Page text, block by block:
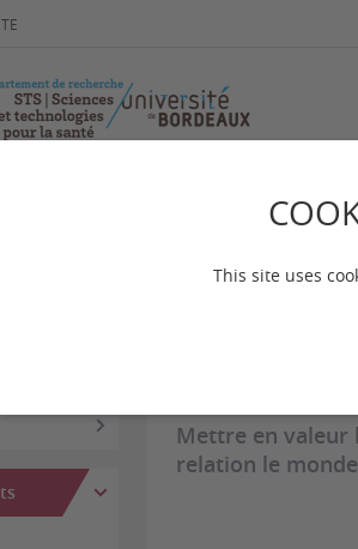
This site uses
Mettre en valeur
relation le